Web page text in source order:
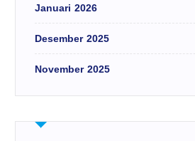
Januari 2026
Desember 2025
November 2025